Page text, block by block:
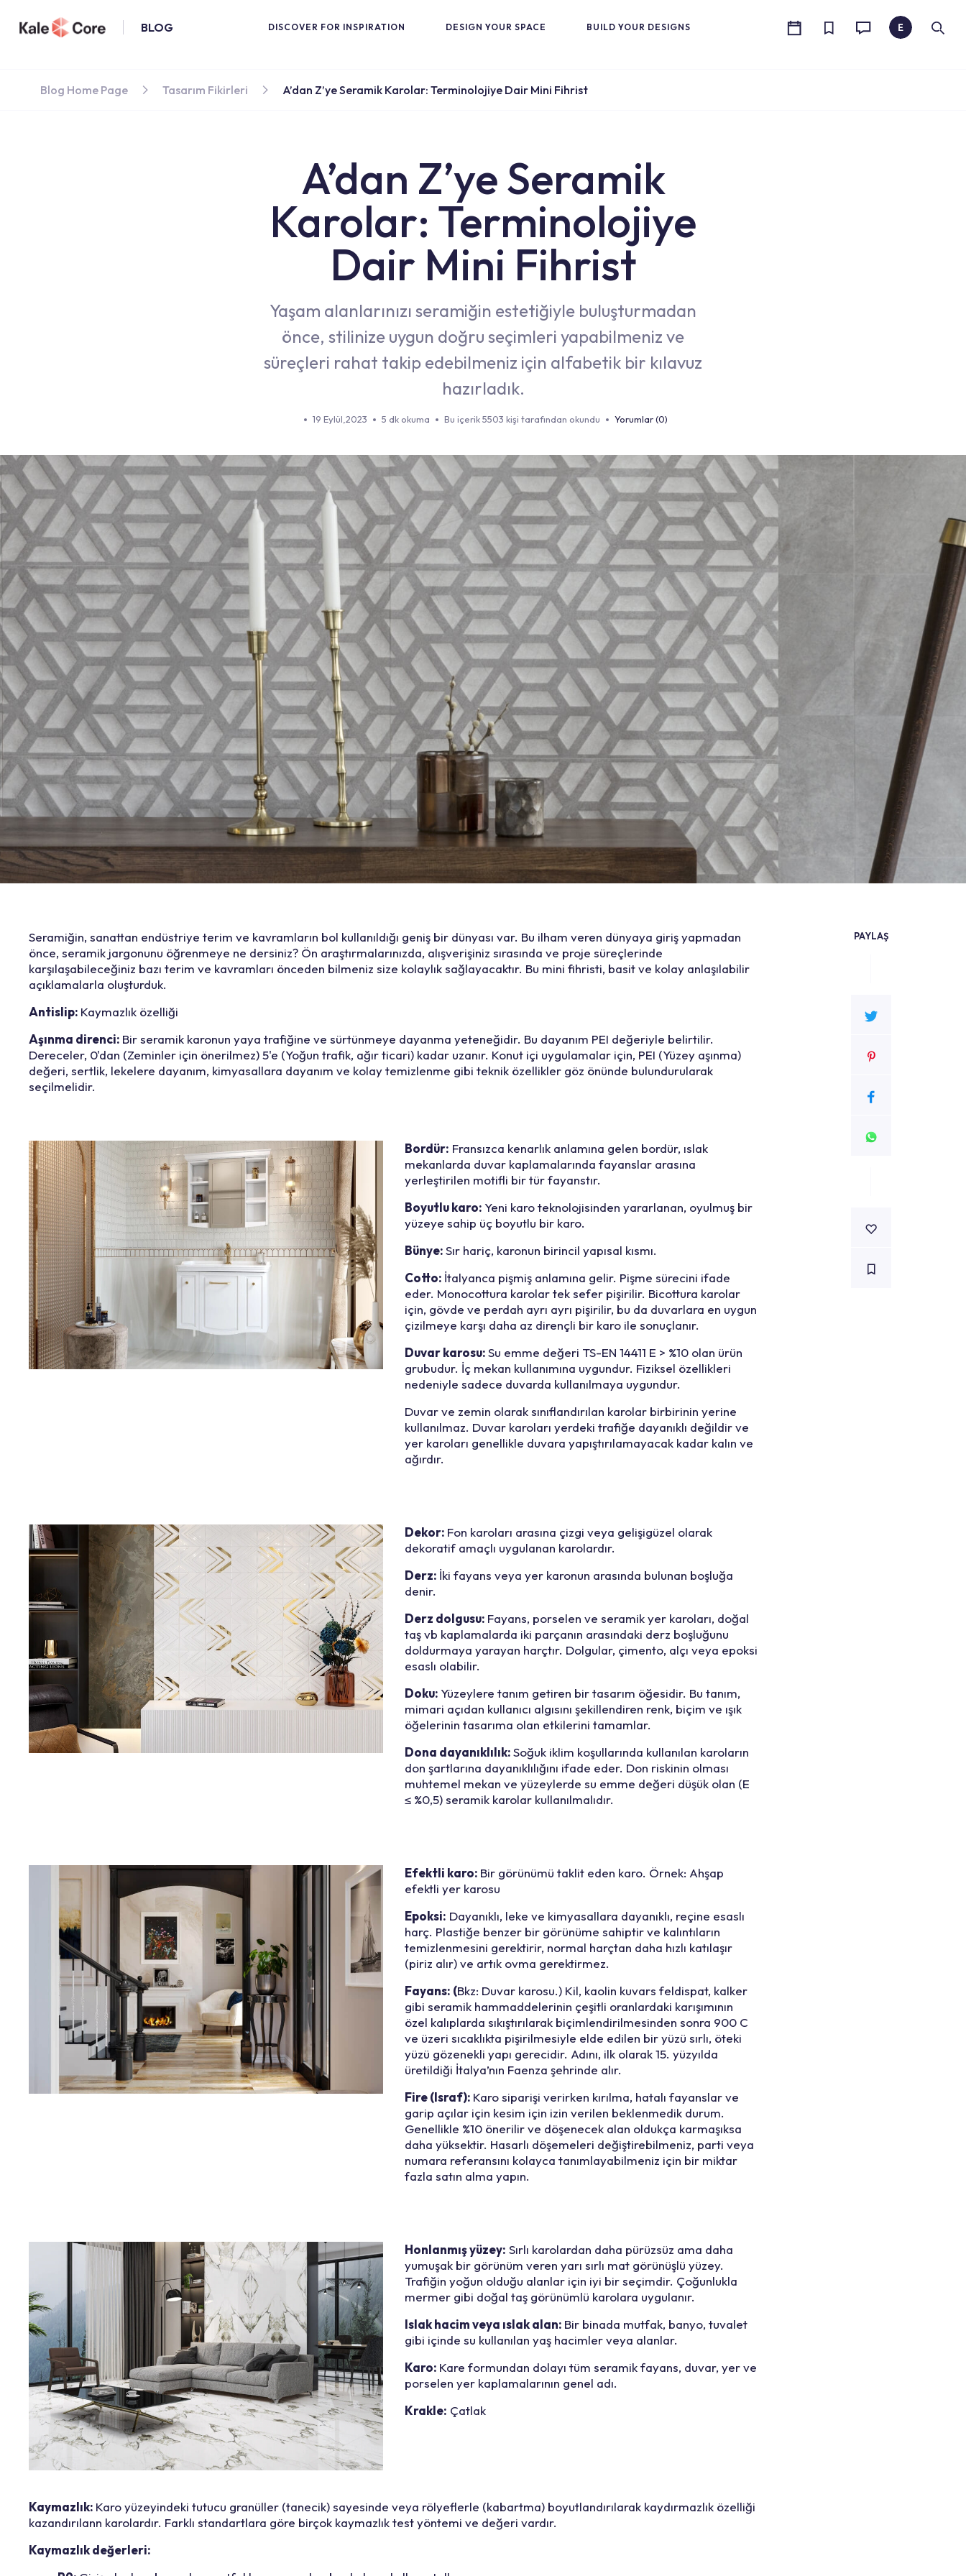
BLOG DISCOVER FOR INSPIRATION DESIGN YOUR SPACE BUILD YOUR DESIGNS
Blog Home Page Tasarım Fikirleri A’dan Z’ye Seramik Karolar: Terminolojiye Dair Mini Fihrist
A’dan Z’ye Seramik
Karolar: Terminolojiye
Dair Mini Fihrist
Yaşam alanlarınızı seramiğin estetiğiyle buluşturmadan
önce, stilinize uygun doğru seçimleri yapabilmeniz ve
süreçleri rahat takip edebilmeniz için alfabetik bir kılavuz
hazırladık.
19 Eylül,2023 5 dk okuma Bu içerik 5503 kişi tarafından okundu Yorumlar (0)
Seramiğin, sanattan endüstriye terim ve kavramların bol kullanıldığı geniş bir dünyası var. Bu ilham veren dünyaya giriş yapmadan
önce, seramik jargonunu öğrenmeye ne dersiniz? Ön araştırmalarınızda, alışverişiniz sırasında ve proje süreçlerinde
karşılaşabileceğiniz bazı terim ve kavramları önceden bilmeniz size kolaylık sağlayacaktır. Bu mini fihristi, basit ve kolay anlaşılabilir
açıklamalarla oluşturduk.
Antislip: Kaymazlık özelliği
Aşınma direnci: Bir seramik karonun yaya trafiğine ve sürtünmeye dayanma yeteneğidir. Bu dayanım PEI değeriyle belirtilir.
Dereceler, 0'dan (Zeminler için önerilmez) 5'e (Yoğun trafik, ağır ticari) kadar uzanır. Konut içi uygulamalar için, PEI (Yüzey aşınma)
değeri, sertlik, lekelere dayanım, kimyasallara dayanım ve kolay temizlenme gibi teknik özellikler göz önünde bulundurularak
seçilmelidir.
Bordür: Fransızca kenarlık anlamına gelen bordür, ıslak
mekanlarda duvar kaplamalarında fayanslar arasına
yerleştirilen motifli bir tür fayanstır.
Boyutlu karo: Yeni karo teknolojisinden yararlanan, oyulmuş bir
yüzeye sahip üç boyutlu bir karo.
Bünye:Sır hariç, karonun birincil yapısal kısmı.
Cotto: İtalyanca pişmiş anlamına gelir. Pişme sürecini ifade
eder. Monocottura karolar tek sefer pişirilir. Bicottura karolar
için, gövde ve perdah ayrı ayrı pişirilir, bu da duvarlara en uygun
çizilmeye karşı daha az dirençli bir karo ile sonuçlanır.
Duvar karosu:Su emme değeri TS-EN 14411 E > %10 olan ürün
grubudur. İç mekan kullanımına uygundur. Fiziksel özellikleri
nedeniyle sadece duvarda kullanılmaya uygundur.
Duvar ve zemin olarak sınıflandırılan karolar birbirinin yerine
kullanılmaz. Duvar karoları yerdeki trafiğe dayanıklı değildir ve
yer karoları genellikle duvara yapıştırılamayacak kadar kalın ve
ağırdır.
Dekor: Fon karoları arasına çizgi veya gelişigüzel olarak
dekoratif amaçlı uygulanan karolardır.
Derz: İki fayans veya yer karonun arasında bulunan boşluğa
denir.
Derz dolgusu: Fayans, porselen ve seramik yer karoları, doğal
taş vb kaplamalarda iki parçanın arasındaki derz boşluğunu
doldurmaya yarayan harçtır. Dolgular, çimento, alçı veya epoksi
esaslı olabilir.
Doku: Yüzeylere tanım getiren bir tasarım öğesidir. Bu tanım,
mimari açıdan kullanıcı algısını şekillendiren renk, biçim ve ışık
öğelerinin tasarıma olan etkilerini tamamlar.
Dona dayanıklılık:Soğuk iklim koşullarında kullanılan karoların
don şartlarına dayanıklılığını ifade eder. Don riskinin olması
muhtemel mekan ve yüzeylerde su emme değeri düşük olan (E
≤ %0,5) seramik karolar kullanılmalıdır.
Efektli karo: Bir görünümü taklit eden karo. Örnek: Ahşap
efektli yer karosu
Epoksi: Dayanıklı, leke ve kimyasallara dayanıklı, reçine esaslı
harç. Plastiğe benzer bir görünüme sahiptir ve kalıntıların
temizlenmesini gerektirir, normal harçtan daha hızlı katılaşır
(piriz alır) ve artık ovma gerektirmez.
Fayans: (Bkz: Duvar karosu.) Kil, kaolin kuvars feldispat, kalker
gibi seramik hammaddelerinin çeşitli oranlardaki karışımının
özel kalıplarda sıkıştırılarak biçimlendirilmesinden sonra 900 C
ve üzeri sıcaklıkta pişirilmesiyle elde edilen bir yüzü sırlı, öteki
yüzü gözenekli yapı gerecidir. Adını, ilk olarak 15. yüzyılda
üretildiği İtalya’nın Faenza şehrinde alır.
Fire (Israf): Karo siparişi verirken kırılma, hatalı fayanslar ve
garip açılar için kesim için izin verilen beklenmedik durum.
Genellikle %10 önerilir ve döşenecek alan oldukça karmaşıksa
daha yüksektir. Hasarlı döşemeleri değiştirebilmeniz, parti veya
numara referansını kolayca tanımlayabilmeniz için bir miktar
fazla satın alma yapın.
Honlanmış yüzey: Sırlı karolardan daha pürüzsüz ama daha
yumuşak bir görünüm veren yarı sırlı mat görünüşlü yüzey.
Trafiğin yoğun olduğu alanlar için iyi bir seçimdir. Çoğunlukla
mermer gibi doğal taş görünümlü karolara uygulanır.
Islak hacim veya ıslak alan: Bir binada mutfak, banyo, tuvalet
gibi içinde su kullanılan yaş hacimler veya alanlar.
Karo: Kare formundan dolayı tüm seramik fayans, duvar, yer ve
porselen yer kaplamalarının genel adı.
Krakle: Çatlak
Kaymazlık: Karo yüzeyindeki tutucu granüller (tanecik) sayesinde veya rölyeflerle (kabartma) boyutlandırılarak kaydırmazlık özelliği
kazandırılann karolardır. Farklı standartlara göre birçok kaymazlık test yöntemi ve değeri vardır.
Kaymazlık değerleri:
PAYLAŞ